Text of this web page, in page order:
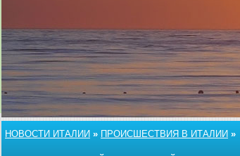
НОВОСТИ ИТАЛИИ » ПРОИСШЕСТВИЯ В ИТАЛИИ »